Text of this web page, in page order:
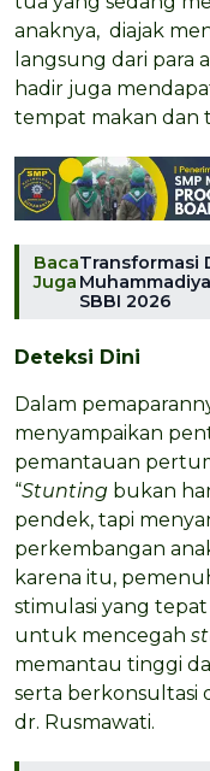
anaknya, diajak
langsung dari para
hadir juga
tempat makan dan
Baca
Juga
Transformasi
SBBI 2026
Deteksi Dini
Dalam
menyampaikan
pemantauan
“Stunting bukan
pendek, tapi
perkembangan
karena itu,
stimulasi yang
untuk mencegah
memantau tinggi
serta berkonsultasi
dr. Rusmawati.